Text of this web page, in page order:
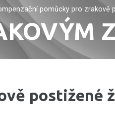
pomůcky pro zrakově
postižené